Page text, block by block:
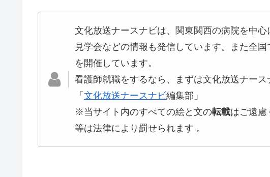
文化放送ナースナビは、関東関西の病院を中
見学会などの情報も発信しています。また全
を開催しています。
看護師就職をするなら、まずは文化放送ナース
「 文化放送ナースナビ編集部」
※当サイト内のすべての絵と文の転載はご遠慮
等は法律により罰せられます 。